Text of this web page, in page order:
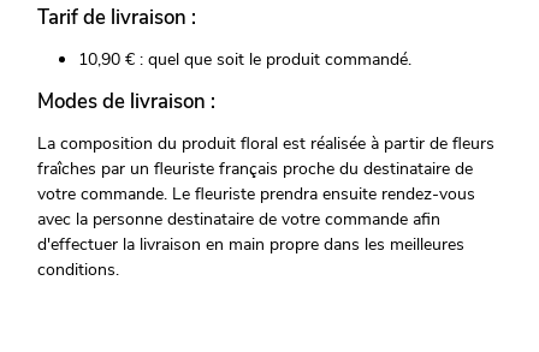
Tarif de livraison :
10,90 € : quel que soit le produit commandé.
Modes de livraison :
La composition du produit floral est réalisée à partir de fleurs
fraîches par un fleuriste français proche du destinataire de
votre commande. Le fleuriste prendra ensuite rendez-vous
avec la personne destinataire de votre commande afin
d'effectuer la livraison en main propre dans les meilleures
conditions.